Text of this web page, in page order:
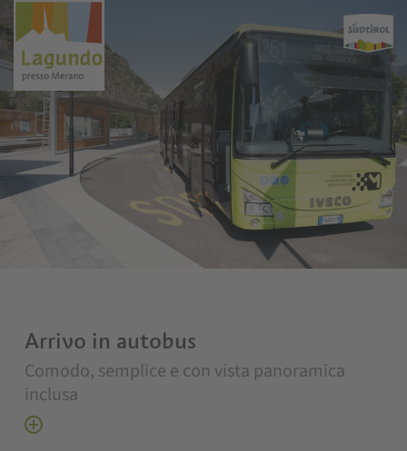
Arrivo in autobus
Comodo, semplice e con vista panoramica
inclusa